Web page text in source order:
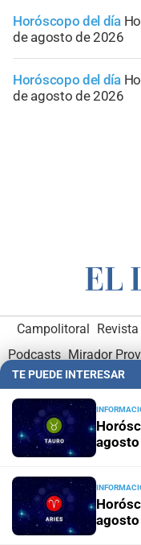
Horóscopo del día
de agosto de 2026
Horóscopo del día
de agosto de 2026
Campolitoral
Podcasts Mirador
Hemeroteca Digital
Administración y
TE PUEDE INTERESAR